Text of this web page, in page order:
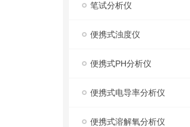
笔试分析仪
便携式浊度仪
便携式PH分析仪
便携式电导率分析仪
便携式溶解氧分析仪